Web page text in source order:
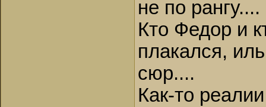
не по рангу....
Кто Федор и
плакался,
сюр....
Как-то